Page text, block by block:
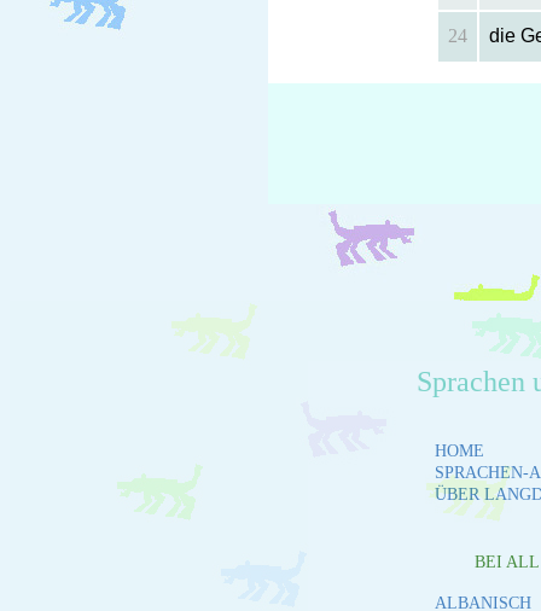
24 die
Sprachen
HOME
SPRACHEN-
ÜBER
BEI ALL
ALBANISCH